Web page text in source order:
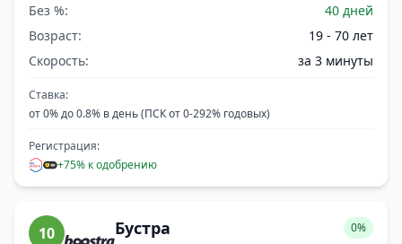
Без %:
40 дней
Возраст:
19 - 70 лет
Скорость:
за 3 минуты
Ставка:
от 0% до 0.8% в день (ПСК от 0-292% годовых)
Регистрация:
+75% к одобрению
10 Бустра 0%